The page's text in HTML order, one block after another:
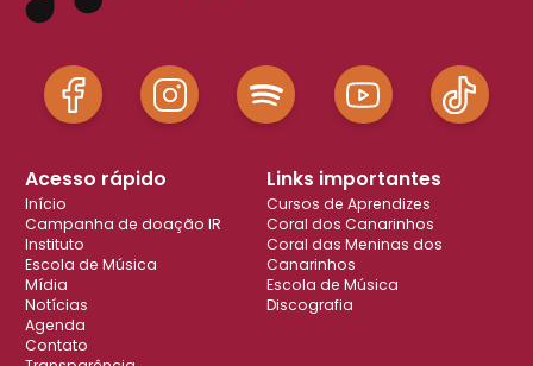
Acesso rápido
Início
Campanha de doação IR
Instituto
Escola de Música
Mídia
Notícias
Agenda
Contato
Links importantes
Cursos de Aprendizes
Coral dos Canarinhos
Coral das Meninas dos
Canarinhos
Escola de Música
Discografia